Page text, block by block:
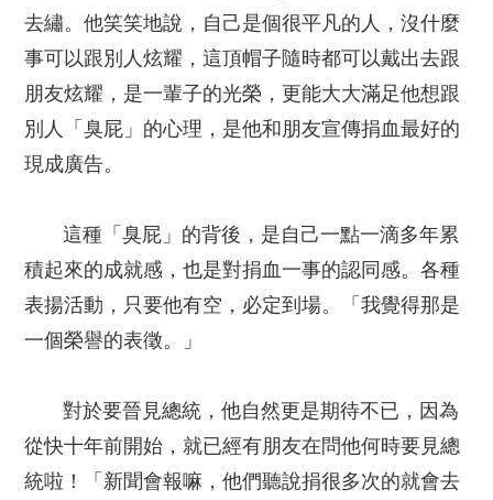
去繡。他笑笑地說，自己是個很平凡的人，沒什麼
事可以跟別人炫耀，這頂帽子隨時都可以戴出去跟
朋友炫耀，是一輩子的光榮，更能大大滿足他想跟
別人「臭屁」的心理，是他和朋友宣傳捐血最好的
現成廣告。
這種「臭屁」的背後，是自己一點一滴多年累
積起來的成就感，也是對捐血一事的認同感。各種
表揚活動，只要他有空，必定到場。「我覺得那是
一個榮譽的表徵。」
對於要晉見總統，他自然更是期待不已，因為
從快十年前開始，就已經有朋友在問他何時要見總
統啦！「新聞會報嘛，他們聽說捐很多次的就會去